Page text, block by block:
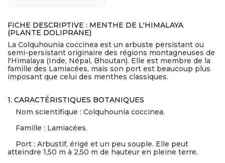
FICHE DESCRIPTIVE : MENTHE DE L'HIMALAYA
(PLANTE DOLIPRANE)
La Colquhounia coccinea est un arbuste persistant ou
semi-persistant originaire des régions montagneuses de
l'Himalaya (Inde, Népal, Bhoutan). Elle est membre de la
famille des Lamiacées, mais son port est beaucoup plus
imposant que celui des menthes classiques.
1. CARACTÉRISTIQUES BOTANIQUES
Nom scientifique : Colquhounia coccinea.
Famille : Lamiacées.
Port : Arbustif, érigé et un peu souple. Elle peut
atteindre 1,50 m à 2,50 m de hauteur en pleine terre.